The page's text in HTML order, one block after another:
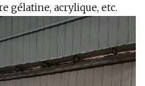
gélatine, acrylique, etc.